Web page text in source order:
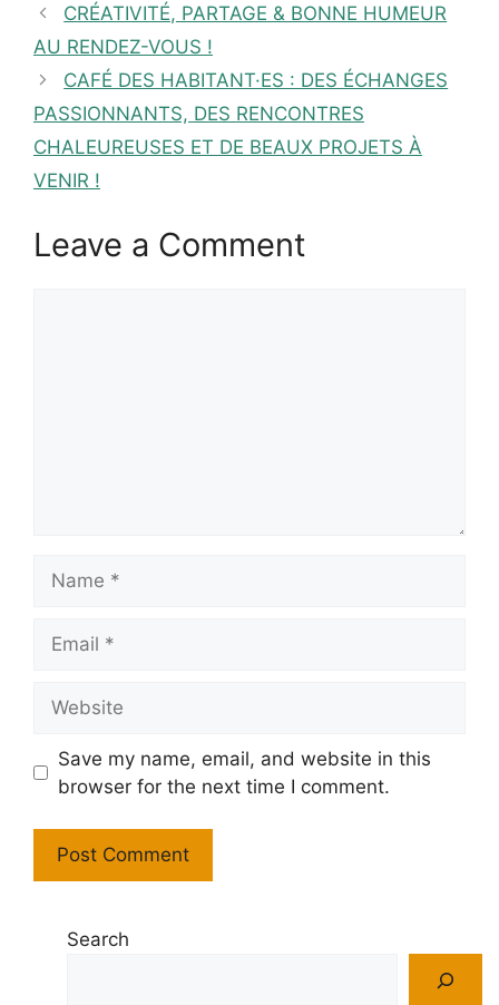
CRÉATIVITÉ, PARTAGE & BONNE HUMEUR
AU RENDEZ-VOUS !
CAFÉ DES HABITANT·ES : DES ÉCHANGES
PASSIONNANTS, DES RENCONTRES
CHALEUREUSES ET DE BEAUX PROJETS À
VENIR !
Leave a Comment
Save my name, email, and website in this
browser for the next time I comment.
Search